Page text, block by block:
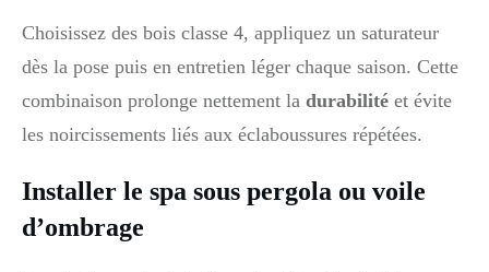
Choisissez des bois classe 4, appliquez un saturateur
dès la pose puis en entretien léger chaque saison. Cette
combinaison prolonge nettement la durabilité et évite
les noircissements liés aux éclaboussures répétées.
Installer le spa sous pergola ou voile
d’ombrage